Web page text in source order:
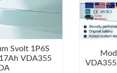
Svolt 1P6S
VDA355